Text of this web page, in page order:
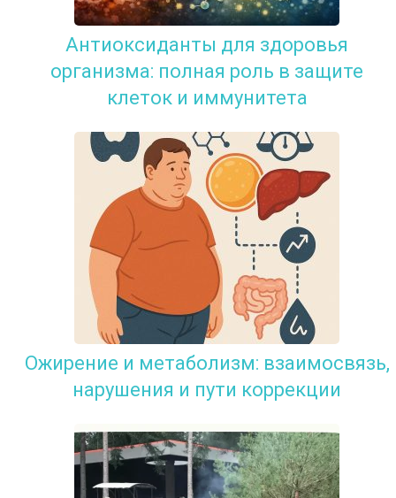
Антиоксиданты для здоровья
организма: полная роль в защите
клеток и иммунитета
Ожирение и метаболизм: взаимосвязь,
нарушения и пути коррекции